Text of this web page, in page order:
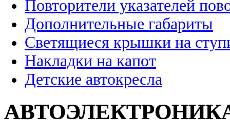
Повторители указателей
Дополнительные габариты
Светящиеся крышки на
Накладки на капот
Детские автокресла